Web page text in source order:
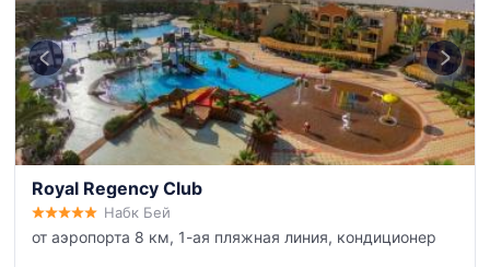
Royal Regency Club
Набк Бей
от аэропорта 8 км, 1-ая пляжная линия, кондиционер